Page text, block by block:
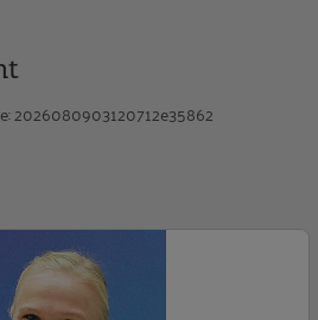
2026080903120712e35862